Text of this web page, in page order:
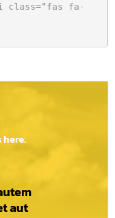
class="fas fa-
here.
aut